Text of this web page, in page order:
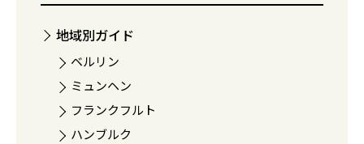
地域別ガイド
ベルリン
ミュンヘン
フランクフルト
ハンブルク